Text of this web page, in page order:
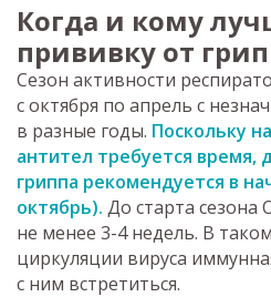
Когда и кому
прививку от
Сезон активности
с октября по апрель с
в разные годы. Поскольку
антител требуется время,
гриппа рекомендуется в
октябрь). До старта
не менее 3-4 недель. В
циркуляции вируса
с ним встретиться.